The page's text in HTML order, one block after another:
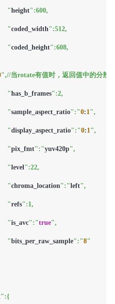
						"
height":600,
						"
coded_width":512,
						"
coded_height":608,
",//当rotate有值时，返回值中的分辨
						"
has_b_frames":2,
						"
sample_aspect_ratio":"0:1",
						"
display_aspect_ratio":"0:1",
						"
pix_fmt":"yuv420p",
						"
level":22,
						"
chroma_location":"left",
						"
refs":1,
						"
is_avc":"true",
						"
bits_per_raw_sample":"8"
":{